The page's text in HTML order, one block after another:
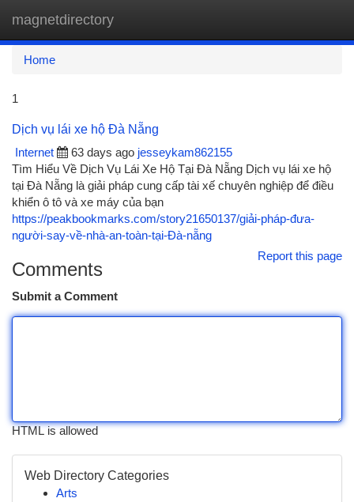
magnetdirectory
Home
1
Dịch vụ lái xe hộ Đà Nẵng
Internet
63 days ago jesseykam862155
Tìm Hiểu Về Dịch Vụ Lái Xe Hộ Tại Đà Nẵng Dịch vụ lái xe hộ
tại Đà Nẵng là giải pháp cung cấp tài xế chuyên nghiệp để điều
khiển ô tô và xe máy của bạn
https://peakbookmarks.com/story21650137/giải-pháp-đưa-
người-say-về-nhà-an-toàn-tại-Đà-nẵng
Report this page
Comments
Submit a Comment
HTML is allowed
Web Directory Categories
Arts